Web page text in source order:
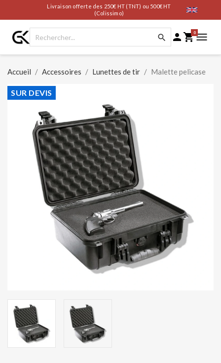
Livraison offerte des 250€ HT (TNT) ou 500€ HT
(Colissimo)
  0
Accueil Accessoires Lunettes de tir Malette pelicase
SUR DEVIS